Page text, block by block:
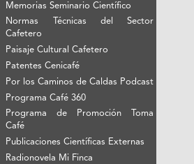
Memorias Seminario Científico
Normas Técnicas del Sector
Cafetero
Paisaje Cultural Cafetero
Patentes Cenicafé
Por los Caminos de Caldas Podcast
Programa Café 360
Programa de Promoción Toma
Café
Publicaciones Científicas Externas
Radionovela Mi Finca